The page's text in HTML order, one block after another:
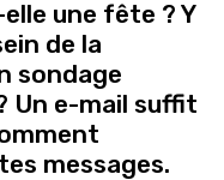
une fête ? Y
de la
sondage
Un e-mail suffit
messages.